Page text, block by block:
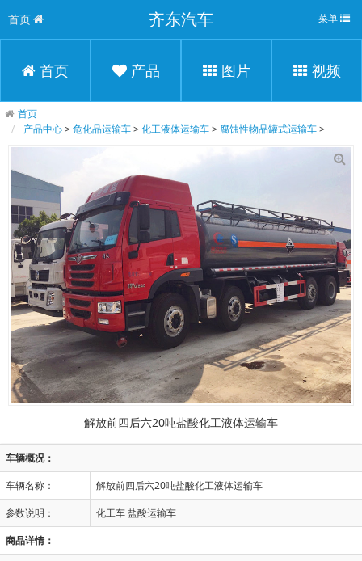
首页 齐东汽车 菜单
首页 产品 图片 视频
首页
产品中心>危化品运输车>化工液体运输车> 腐蚀性物品罐式运输车>
解放前四后六20吨盐酸化工液体运输车
车辆概况：
车辆名称：
解放前四后六20吨盐酸化工液体运输车
参数说明：
化工车 盐酸运输车
商品详情：